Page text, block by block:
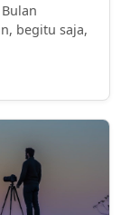
begitu saja,